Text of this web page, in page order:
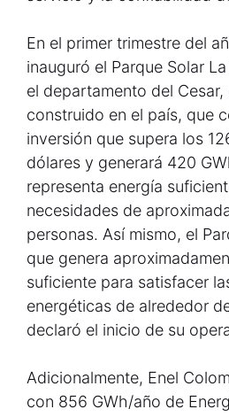
En el primer trimestre del
inauguró el Parque Solar
el departamento del Cesar,
construido en el país, que
inversión que supera los
dólares y generará 420
representa energía
necesidades de
personas. Así mismo, el
que genera
suficiente para satisfacer
energéticas de alrededor
declaró el inicio de su
Adicionalmente, Enel
con 856 GWh/año de